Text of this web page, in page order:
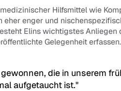
Hilfsmittel wie
eher enger und
Elins wichtigstes Anliegen
Gelegenheit erfassen.
die in unserem
aufgetaucht ist."